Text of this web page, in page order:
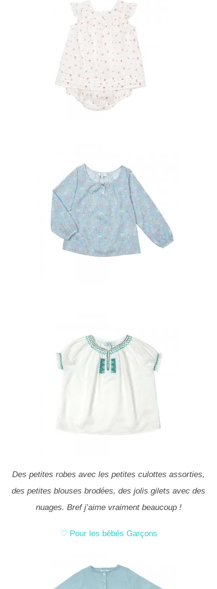
Des petites robes avec les petites culottes assorties,
des petites blouses brodées, des jolis gilets avec des
nuages. Bref j’aime vraiment beaucoup !
♡ Pour les bébés Garçons